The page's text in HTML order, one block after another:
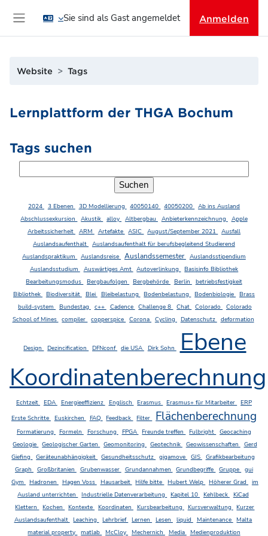
Sie sind als Gast angemeldet Anmelden
Website Tags
Lernplattform der THGA Bochum
Tags suchen
2024 3 Ebenen 3D Modellierung 40050140 40050200
Ab ins Ausland
Abschlussexkursion
Akustik alloy Altbergbau Anbieterkennzeichnung
Apple
Arbeitssicherheit
ARM Artefakte ASIC August/September 2021
Ausfall
Auslandsaufenthalt
Auslandsaufenthalt für berufsbegleitend Studierend
Auslandspraktikum
Auslandsreise Auslandssemester Auslandsstipendium
Auslandsstudium
Auswärtiges Amt Autoverlinkung
Basisinfo Bibliothek
Bearbeitungsmodus
Bergbaufolgen Bergbehörde Berlin
betriebsfestigkeit
Bibliothek
Biodiversität Blei Bleibelastung Bodenbelastung Bodenbiologie
Brass
build-system
Bundestag c++ Cadence Challenge 8 Chat Colorado
Colorado
School of Mines compiler copperspice Corona Cycling Datenschutz deformation
Design Dezincification DFNconf die USA Dirk Sohn
Ebene
Koordinatenberechnung
Echtzeit EDA Energieeffizienz Englisch Erasmus Erasmus+ für Mitarbeiter
ERP
Erste Schritte
Euskirchen FAQ Feedback Filter Flächenberechnung
Formatierung Formeln Forschung FPGA Freunde treffen Fulbright
Geocaching
Geologie
Geologischer Garten Geomonitoring Geotechnik Geowissenschaften
Gerd
Giefing
Geräteunabhängigkeit Gesundheitsschutz gigamove GIS
Grafikbearbeitung
Graph
Großbritanien Grubenwasser Grundannahmen Grundbegriffe Gruppe
gui
Gym
Hadronen Hagen Voss Hausarbeit Hilfe bitte Hubert Welp Höherer Grad
im
Ausland unterrichten
Industrielle Datenverarbeitung Kapitel 10 Kehlbeck
KiCad
Klettern
Kochen Kontexte Koordinaten Kursbearbeitung Kursverwaltung
Kurzer
Auslandsaufenthalt
Leaching Lehrbrief Lernen Lesen liquid Maintenance
Malta
material property
matlab McCloy Mechernich Media Medienproduktion